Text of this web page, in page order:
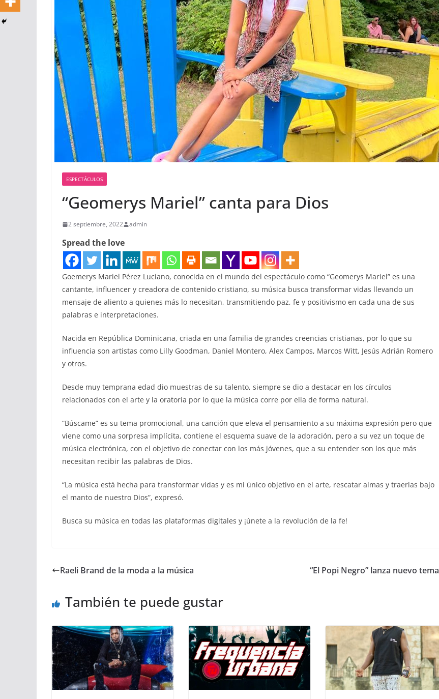
ESPECTÁCULOS
“Geomerys Mariel” canta para Dios
2 septiembre, 2022 admin
Spread the love
Goemerys Mariel Pérez Luciano, conocida en el mundo del espectáculo como “Geomerys Mariel” es una
cantante, influencer y creadora de contenido cristiano, su música busca transformar vidas llevando un
mensaje de aliento a quienes más lo necesitan, transmitiendo paz, fe y positivismo en cada una de sus
palabras e interpretaciones.
Nacida en República Dominicana, criada en una familia de grandes creencias cristianas, por lo que su
influencia son artistas como Lilly Goodman, Daniel Montero, Alex Campos, Marcos Witt, Jesús Adrián Romero
y otros.
Desde muy temprana edad dio muestras de su talento, siempre se dio a destacar en los círculos
relacionados con el arte y la oratoria por lo que la música corre por ella de forma natural.
“Búscame” es su tema promocional, una canción que eleva el pensamiento a su máxima expresión pero que
viene como una sorpresa implícita, contiene el esquema suave de la adoración, pero a su vez un toque de
música electrónica, con el objetivo de conectar con los más jóvenes, que a su entender son los que más
necesitan recibir las palabras de Dios.
“La música está hecha para transformar vidas y es mi único objetivo en el arte, rescatar almas y traerlas bajo
el manto de nuestro Dios”, expresó.
Busca su música en todas las plataformas digitales y ¡únete a la revolución de la fe!
Raeli Brand de la moda a la música “El Popi Negro” lanza nuevo tema
También te puede gustar